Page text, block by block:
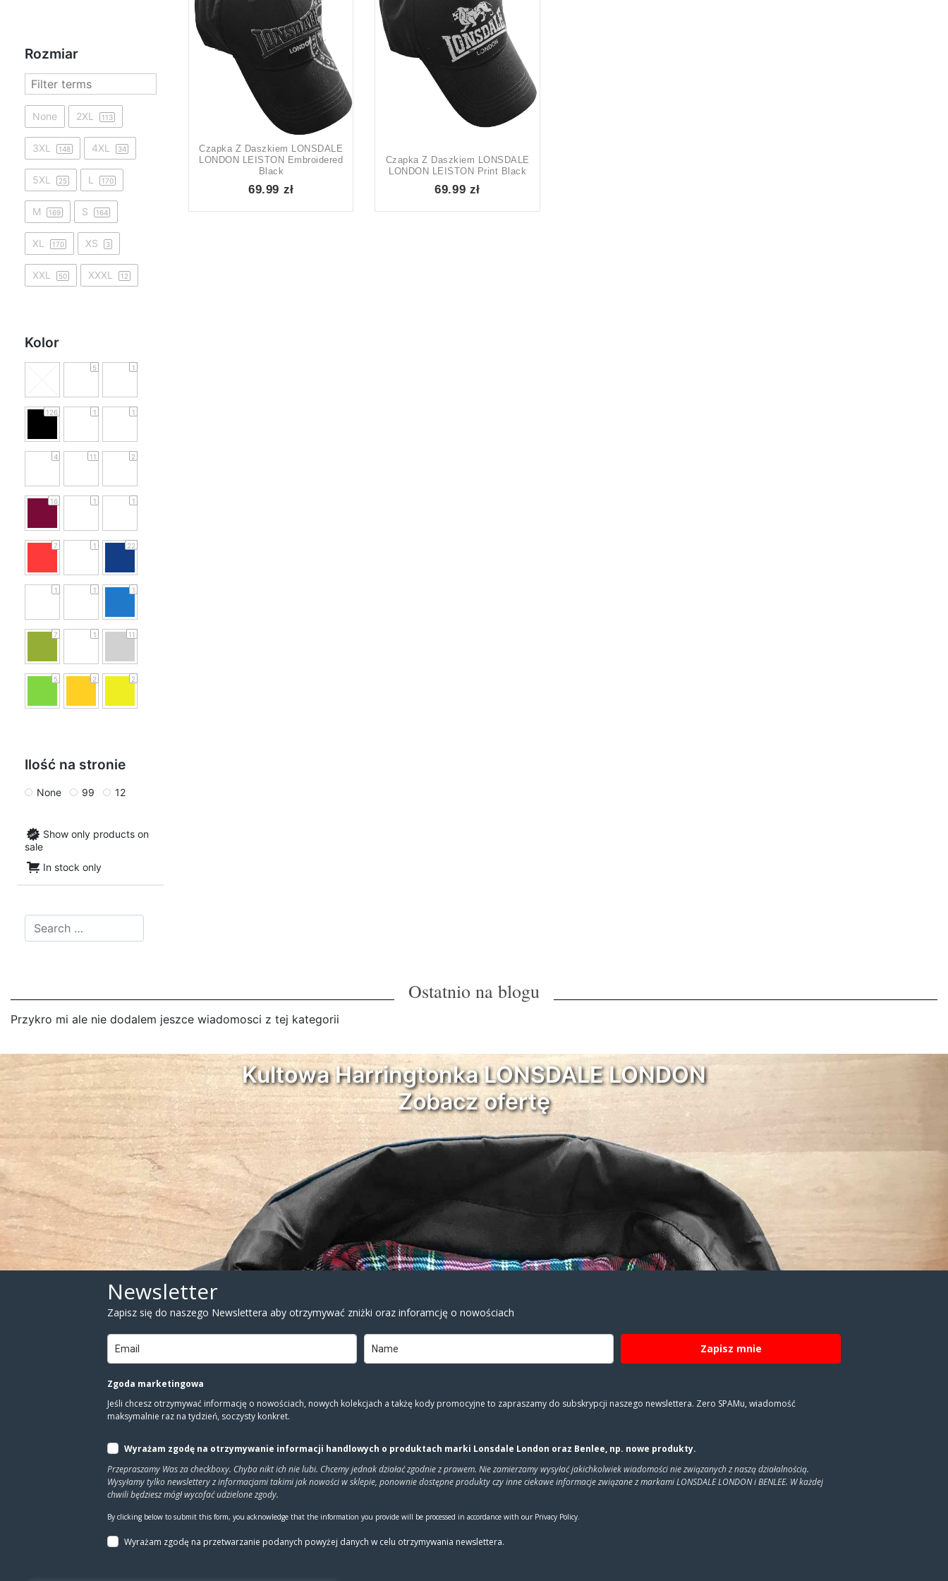
Rozmiar
None 2XL 113
3XL 148 4XL 34
5XL 25 L 170
M 169 S 164
XL 170 XS 3
XXL 50 XXXL 12
Kolor
5 1
126 1 1
4 11 2
16 1 1
7 1 22
1 1 1
7 1 11
5 2 2
Ilość na stronie
None 99 12
Show only products on
sale
In stock only
Czapka Z Daszkiem LONSDALE
LONDON LEISTON Embroidered
Black
69.99 zł
Czapka Z Daszkiem LONSDALE
LONDON LEISTON Print Black
69.99 zł
Ostatnio na blogu
Przykro mi ale nie dodalem jeszce wiadomosci z tej kategorii
Kultowa Harringtonka LONSDALE LONDON
Zobacz ofertę
Newsletter
Zapisz się do naszego Newslettera aby otrzymywać zniżki oraz inforamcję o nowościach
Zapisz mnie
Zgoda marketingowa
Jeśli chcesz otrzymywać informację o nowościach, nowych kolekcjach a takżę kody promocyjne to zapraszamy do subskrypcji naszego newslettera. Zero SPAMu, wiadomość
maksymalnie raz na tydzień, soczysty konkret.
Wyrażam zgodę na otrzymywanie informacji handlowych o produktach marki Lonsdale London oraz Benlee, np. nowe produkty.
Przepraszamy Was za checkboxy. Chyba nikt ich nie lubi. Chcemy jednak działać zgodnie z prawem. Nie zamierzamy wysyłać jakichkolwiek wiadomości nie związanych z naszą działalnością.
Wysyłamy tylko newslettery z informacjami takimi jak nowości w sklepie, ponownie dostępne produkty czy inne ciekawe informacje związane z markami LONSDALE LONDON i BENLEE. W każdej
chwili będziesz mógł wycofać udzielone zgody.
By clicking below to submit this form, you acknowledge that the information you provide will be processed in accordance with our Privacy Policy.
Wyrażam zgodę na prze­twa­rza­nie po­da­nych powyżej danych w celu otrzy­my­wa­nia new­slet­tera.